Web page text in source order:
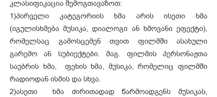
კლასიფიკაცია შემოგთავაზოთ:
1)პირველი კატეგორიის ხმა არის ისეთი ხმა
(იგულისხმება მუსიკა, დიალოგი ან ხმოვანი ეფექტი),
რომელსაც გამოსცემენ თვით ფილმში ასახული
გარემო ან სუბიექტები. მაგ. ფილმის პერსონაჟთა
საუბრის ხმა, ფეხის ხმა, მუსიკა, რომელიც ფილმში
რადიოდან ისმის და სხვა.
2)ასეთი ხმა ძირითადად წარმოადგენს მუსიკას,